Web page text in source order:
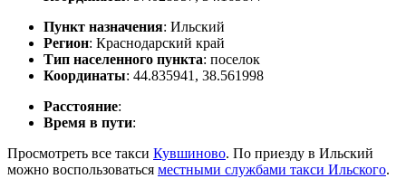
Пункт назначения: Ильский
Регион: Краснодарский край
Тип населенного пункта: поселок
Координаты: 44.835941, 38.561998
Расстояние:
Время в пути:
Просмотреть все такси Кувшиново. По приезду в Ильский
можно воспользоваться местными службами такси Ильского.